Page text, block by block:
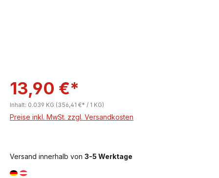
13,90 €*
Inhalt: 0.039 KG (356,41 €* / 1 KG)
Preise inkl. MwSt. zzgl. Versandkosten
Versand innerhalb von 3-5 Werktage